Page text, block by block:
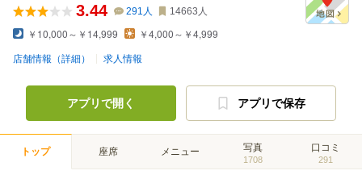
3.44 291 人 14663 人
￥10,000～￥14,999 ￥4,000～￥4,999
店舗情報（詳細） 求人情報
アプリで開く アプリで保存
トップ 座席 メニュー 写真
1708
口コミ
291